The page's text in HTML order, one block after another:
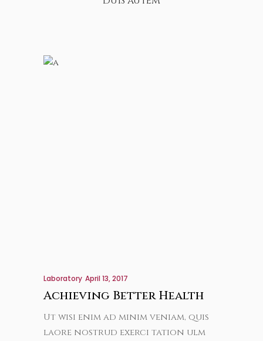
Laboratory April 13, 2017
Achieving Better Health
Ut wisi enim ad minim veniam, quis
laore nostrud exerci tation ulm